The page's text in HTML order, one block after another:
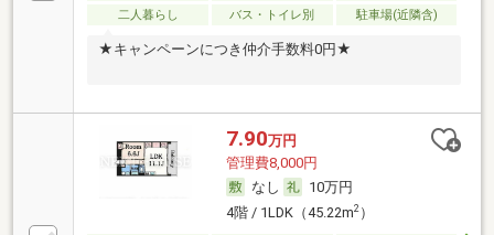
二人暮らし
バス・トイレ別 駐車場(近隣含)
★キャンペーンにつき仲介手数料0円★
7.90万円
管理費8,000円
なし
10万円
4階 / 1LDK（45.22m2）